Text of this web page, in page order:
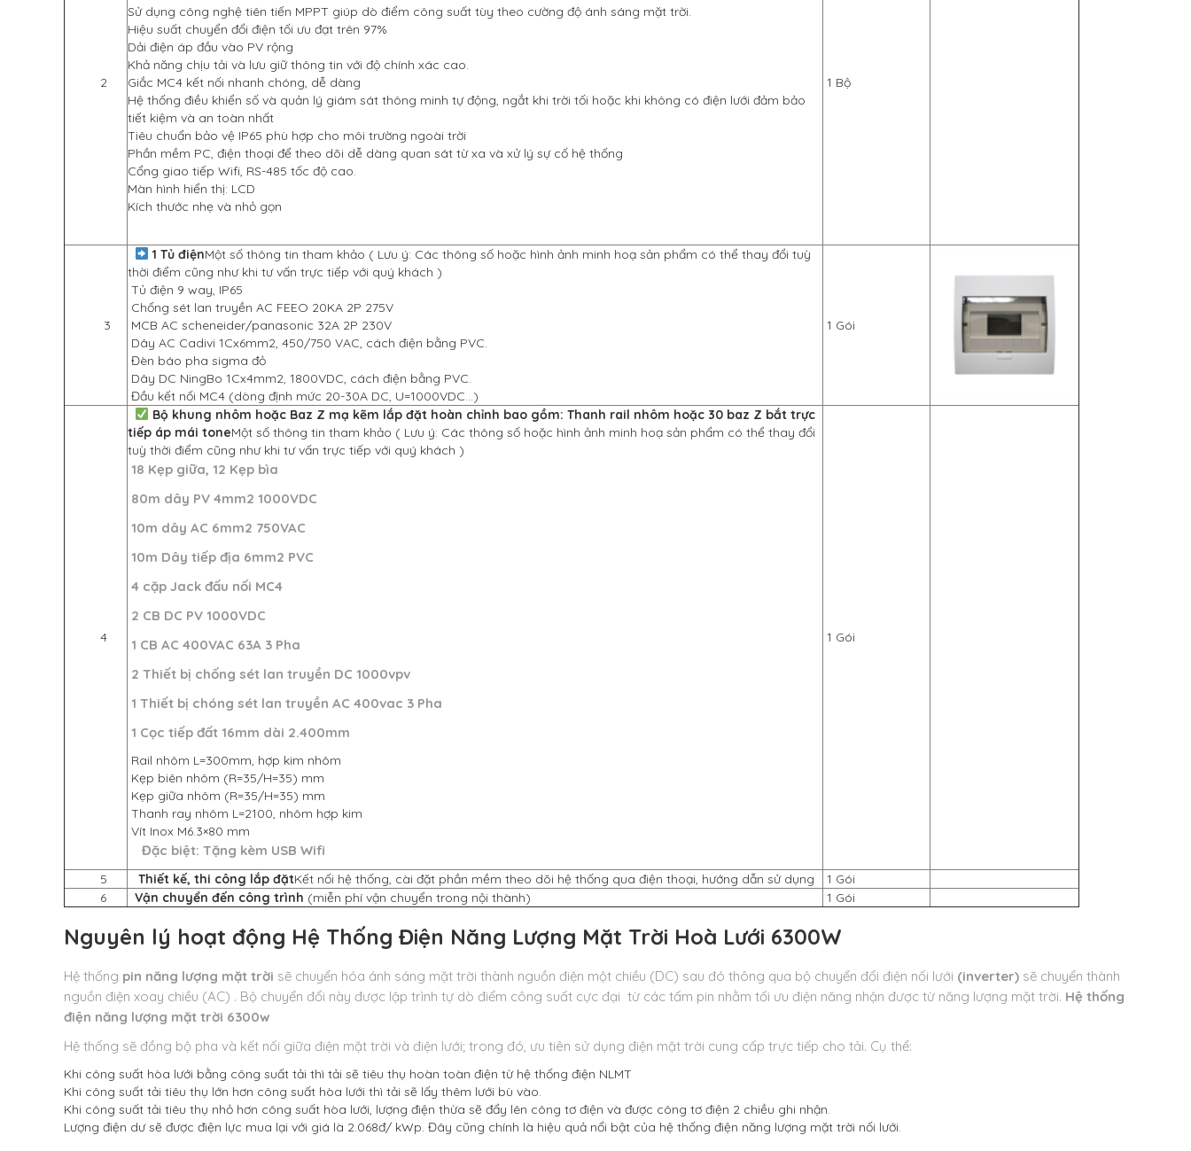
2
Sử dụng công nghệ tiên tiến MPPT giúp dò điểm công suất tùy theo cường độ ánh sáng mặt trời.
Hiệu suất chuyển đổi điện tối ưu đạt trên 97%
Dải điện áp đầu vào PV rộng
Khả năng chịu tải và lưu giữ thông tin với độ chính xác cao.
Giắc MC4 kết nối nhanh chóng, dễ dàng
Hệ thống điều khiển số và quản lý giám sát thông minh tự động, ngắt khi trời tối hoặc khi không có điện lưới đảm bảo
tiết kiệm và an toàn nhất
Tiêu chuẩn bảo vệ IP65 phù hợp cho môi trường ngoài trời
Phần mềm PC, điện thoại để theo dõi dễ dàng quan sát từ xa và xử lý sự cố hệ thống
Cổng giao tiếp Wifi, RS-485 tốc độ cao.
Màn hình hiển thị: LCD
Kích thước nhẹ và nhỏ gọn
1 Bộ
3
1 Tủ điệnMột số thông tin tham khảo ( Lưu ý: Các thông số hoặc hình ảnh minh hoạ sản phẩm có thể thay đổi tuỳ
thời điểm cũng như khi tư vấn trực tiếp với quý khách )
Tủ điện 9 way, IP65
Chống sét lan truyền AC FEEO 20KA 2P 275V
MCB AC scheneider/panasonic 32A 2P 230V
Dây AC Cadivi 1Cx6mm2, 450/750 VAC, cách điện bằng PVC.
Đèn báo pha sigma đỏ
Dây DC NingBo 1Cx4mm2, 1800VDC, cách điện bằng PVC.
Đầu kết nối MC4 (dòng định mức 20-30A DC, U=1000VDC…)
1 Gói
4
Bộ khung nhôm hoặc Baz Z mạ kẽm lắp đặt hoàn chỉnh bao gồm: Thanh rail nhôm hoặc 30 baz Z bắt trực
tiếp áp mái toneMột số thông tin tham khảo ( Lưu ý: Các thông số hoặc hình ảnh minh hoạ sản phẩm có thể thay đổi
tuỳ thời điểm cũng như khi tư vấn trực tiếp với quý khách )
18 Kẹp giữa, 12 Kẹp bìa
80m dây PV 4mm2 1000VDC
10m dây AC 6mm2 750VAC
10m Dây tiếp địa 6mm2 PVC
4 cặp Jack đấu nối MC4
2 CB DC PV 1000VDC
1 CB AC 400VAC 63A 3 Pha
2 Thiết bị chống sét lan truyền DC 1000vpv
1 Thiết bị chóng sét lan truyền AC 400vac 3 Pha
1 Cọc tiếp đất 16mm dài 2.400mm
Rail nhôm L=300mm, hợp kim nhôm
Kẹp biên nhôm (R=35/H=35) mm
Kẹp giữa nhôm (R=35/H=35) mm
Thanh ray nhôm L=2100, nhôm hợp kim
Vít Inox M6.3×80 mm
Đặc biệt: Tặng kèm USB Wifi
1 Gói
5 Thiết kế, thi công lắp đặtKết nối hệ thống, cài đặt phần mềm theo dõi hệ thống qua điện thoại, hướng dẫn sử dụng
1 Gói
6
Vận chuyển đến công trình (miễn phí vận chuyển trong nội thành) 1 Gói
Nguyên lý hoạt động Hệ Thống Điện Năng Lượng Mặt Trời Hoà Lưới 6300W
Hệ thống pin năng lượng mặt trời sẽ chuyển hóa ánh sáng mặt trời thành nguồn điện một chiều (DC) sau đó thông qua bộ chuyển đổi điện nối lưới (inverter) sẽ chuyển thành
nguồn điện xoay chiều (AC) . Bộ chuyển đổi này được lập trình tự dò điểm công suất cực đại từ các tấm pin nhằm tối ưu điện năng nhận được từ năng lượng mặt trời. Hệ thống
điện năng lượng mặt trời 6300w
Hệ thống sẽ đồng bộ pha và kết nối giữa điện mặt trời và điện lưới; trong đó, ưu tiên sử dụng điện mặt trời cung cấp trực tiếp cho tải. Cụ thể:
Khi công suất hòa lưới bằng công suất tải thì tải sẽ tiêu thụ hoàn toàn điện từ hệ thống điện NLMT
Khi công suất tải tiêu thụ lớn hơn công suất hòa lưới thì tải sẽ lấy thêm lưới bù vào.
Khi công suất tải tiêu thụ nhỏ hơn công suất hòa lưới, lượng điện thừa sẽ đẩy lên công tơ điện và được công tơ điện 2 chiều ghi nhận.
Lượng điện dư sẽ được điện lực mua lại với giá là 2.068đ/ kWp. Đây cũng chính là hiệu quả nổi bật của hệ thống điện năng lượng mặt trời nối lưới.